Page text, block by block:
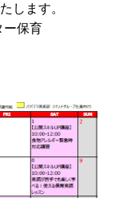
します。
ー保育